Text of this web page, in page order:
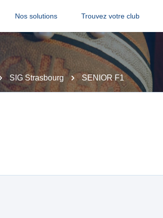
Nos solutions Trouvez votre club
SIG Strasbourg SENIOR F1